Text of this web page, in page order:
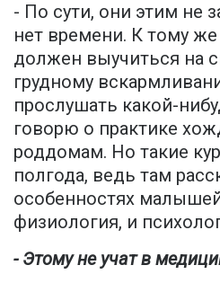
- По сути, они этим не
нет времени. К тому
должен выучиться на
грудному
прослушать какой-
говорю о практике
роддомам. Но такие
полгода, ведь там
особенностях
физиология, и
- Этому не учат в